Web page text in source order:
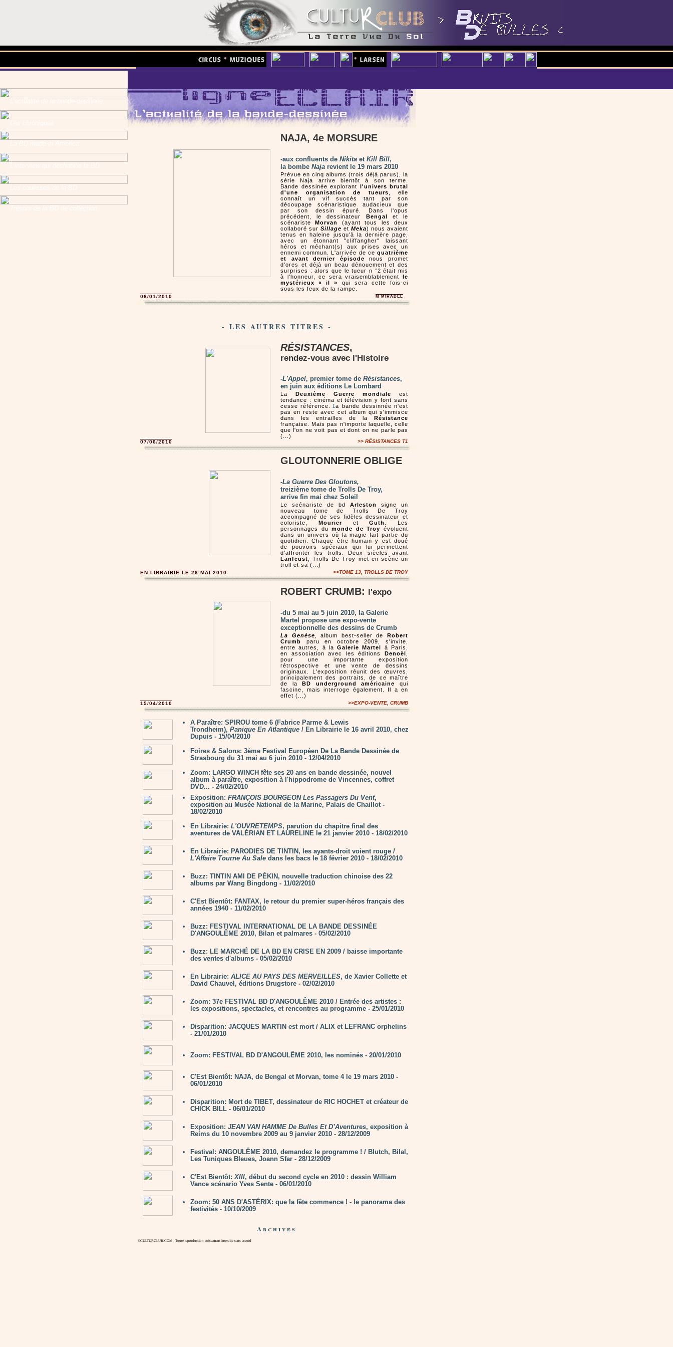
NAJA, 4e MORSURE
-aux confluents de Nikita et Kill Bill,
la bombe Naja revient le 19 mars 2010
Prévue en cinq albums (trois déjà parus), la
série Naja arrive bientôt à son terme.
Bande dessinée explorant l'univers brutal
d'une organisation de tueurs , elle
connaît un vif succès tant par son
découpage scénaristique audacieux que
par son dessin épuré. Dans l'opus
précédent, le dessinateur Bengal et le
scénaristeMorvan
(ayant tous les deux
collaboré sur Sillage et Meka) nous avaient
tenus en haleine jusqu'à la dernière page,
avec un étonnant "cliffangher" laissant
héros et méchant(s) aux prises avec un
ennemi commun. L'arrivée de ce quatrième
et avant dernier épisode nous promet
d'ores et déjà un beau dénouement et des
surprises : alors que le tueur n °2 était mis
à l'honneur, ce sera vraisemblablement le
mystérieux « il »
qui sera cette fois-ci
sous les feux de la rampe.
06/01/2010 M MIRABEL
- LES AUTRES TITRES -
RÉSISTANCES,
rendez-vous avec l'Histoire
-L'Appel, premier tome de Résistances,
en juin aux éditions Le Lombard
La Deuxième Guerre mondiale est
tendance : cinéma et télévision y font sans
cesse référence.
La bande dessinnée n'est
pas en reste avec cet album qui s'immisce
dans les entrailles de la Résistance
française. Mais pas n'importe laquelle, celle
que l'on ne voit pas et dont on ne parle pas
(...)
07/06/2010 >> RÉSISTANCES T1
GLOUTONNERIE OBLIGE
-La Guerre Des Gloutons,
treizième tome de Trolls De Troy,
arrive fin mai chez Soleil
Le scénariste de bd Arleston
signe un
nouveau tome de Trolls De Troy
accompagné de ses fidèles dessinateur et
coloriste, MourieretGuth
. Les
personnages dumonde de Troy
évoluent
dans un univers où la magie fait partie du
quotidien. Chaque être humain y est doué
de pouvoirs spéciaux qui lui permettent
d'affronter les trolls. Deux siècles avant
Lanfeust , Trolls De Troy met en scène un
troll et sa (...)
EN LIBRAIRIE LE 26 MAI 2010 >>TOME 13, TROLLS DE TROY
ROBERT CRUMB: l'expo
-du 5 mai au 5 juin 2010, la Galerie
Martel propose une expo-vente
exceptionnelle des dessins de Crumb
La Genèse , album best-seller deRobert
Crumb paru en octobre 2009, s'invite,
entre autres, à laGalerie Martel
à Paris,
en association avec les éditions Denoël
pour une importante exposition
rétrospective et une vente de dessins
originaux. L'exposition réunit des œuvres,
principalement des portraits, de ce maître
de laBD underground américaine
qui
fascine, mais interroge également. Il a en
effet (...)
15/04/2010 >>EXPO-VENTE, CRUMB
A Paraître: SPIROU tome 6 (Fabrice Parme & Lewis
Trondheim), Panique En Atlantique / En Librairie le 16 avril 2010, chez
Dupuis - 15/04/2010
Foires & Salons: 3ème Festival Européen De La Bande Dessinée de
Strasbourg du 31 mai au 6 juin 2010 - 12/04/2010
Zoom: LARGO WINCH fête ses 20 ans en bande dessinée, nouvel
album à paraître, exposition à l'hippodrome de Vincennes, coffret
DVD... - 24/02/2010
Exposition: FRANÇOIS BOURGEON Les Passagers Du Vent,
exposition au Musée National de la Marine, Palais de Chaillot -
18/02/2010
En Librairie: L'OUVRETEMPS, parution du chapitre final des
aventures de VALÉRIAN ET LAURELINE le 21 janvier 2010 - 18/02/2010
En Librairie: PARODIES DE TINTIN, les ayants-droit voient rouge /
L'Affaire Tourne Au Sale dans les bacs le 18 février 2010 - 18/02/2010
Buzz: TINTIN AMI DE PÉKIN, nouvelle traduction chinoise des 22
albums par Wang Bingdong - 11/02/2010
C'Est Bientôt: FANTAX, le retour du premier super-héros français des
années 1940 - 11/02/2010
Buzz: FESTIVAL INTERNATIONAL DE LA BANDE DESSINÉE
D'ANGOULÊME 2010, Bilan et palmares - 05/02/2010
Buzz: LE MARCHÉ DE LA BD EN CRISE EN 2009 / baisse importante
des ventes d'albums - 05/02/2010
En Librairie: ALICE AU PAYS DES MERVEILLES, de Xavier Collette et
David Chauvel, éditions Drugstore - 02/02/2010
Zoom: 37e FESTIVAL BD D'ANGOULÊME 2010 / Entrée des artistes :
les expositions, spectacles, et rencontres au programme - 25/01/2010
Disparition: JACQUES MARTIN est mort / ALIX et LEFRANC orphelins
- 21/01/2010
Zoom: FESTIVAL BD D'ANGOULÊME 2010, les nominés - 20/01/2010
C'Est Bientôt: NAJA, de Bengal et Morvan, tome 4 le 19 mars 2010 -
06/01/2010
Disparition: Mort de TIBET, dessinateur de RIC HOCHET et créateur de
CHICK BILL - 06/01/2010
Exposition: JEAN VAN HAMME De Bulles Et D’Aventures, exposition à
Reims du 10 novembre 2009 au 9 janvier 2010 - 28/12/2009
Festival: ANGOULÊME 2010, demandez le programme ! / Blutch, Bilal,
Les Tuniques Bleues, Joann Sfar - 28/12/2009
C'Est Bientôt:XIII, début du second cycle en 2010 : dessin William
Vance scénario Yves Sente - 06/01/2010
Zoom: 50 ANS D'ASTÉRIX: que la fête commence ! - le panorama des
festivités - 10/10/2009
Archives
©CULTURCLUB.COM - Toute reproduction strictement interdite sans accord